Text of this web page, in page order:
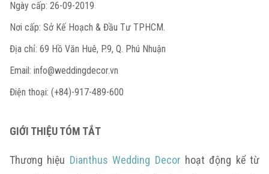
Ngày cấp: 26-09-2019
Nơi cấp: Sở Kế Hoạch & Đầu Tư TPHCM.
Địa chỉ: 69 Hồ Văn Huê, P.9, Q. Phú Nhuận
Email: info@weddingdecor.vn
Điện thoại: (+84)-917-489-600
GIỚI THIỆU TÓM TẮT
Thương hiệu Dianthus Wedding Decor hoạt động kể từ